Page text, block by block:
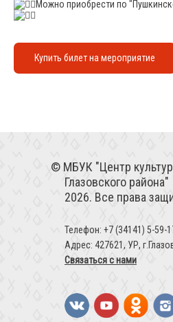
Можно приобрести по
Купить билет на мероприятие
МБУК "Центр
Глазовского района"
2026. Все права
Телефон: +7 (34141) 5-59-
Адрес: 427621, УР,
Связаться с нами